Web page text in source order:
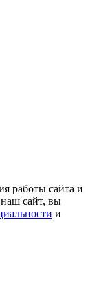
работы сайта и
наш сайт, вы
и